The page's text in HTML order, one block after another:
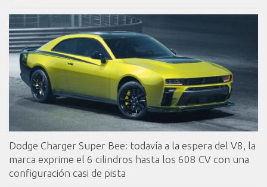
Dodge Charger Super Bee: todavía a la espera del V8, la
marca exprime el 6 cilindros hasta los 608 CV con una
configuración casi de pista